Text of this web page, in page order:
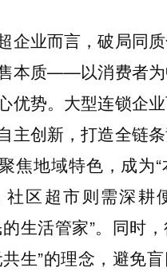
企业而言，破局同
本质——以消费者为
优势。大型连锁企
主创新，打造全链
焦地域特色，成为
社区超市则需深耕
的生活管家”。同时
共生”的理念，避免